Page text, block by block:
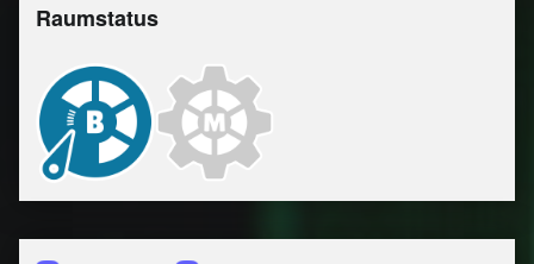
Raumstatus